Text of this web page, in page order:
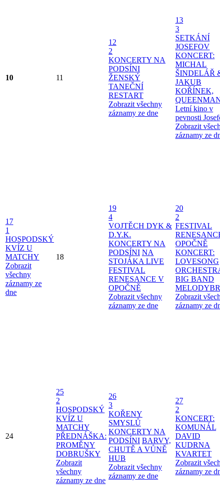
10 11
12
2
KONCERTY NA
PODSÍNI
ŽENSKÝ
TANEČNÍ
RESTART
Zobrazit všechny
záznamy ze dne
13
3
SETKÁNÍ
JOSEFOV
KONCERT:
MICHAL
ŠINDELÁŘ
JAKUB
KOŘÍNEK,
Letní kino v
pevnosti
Zobrazit
záznamy ze
17
1
HOSPODSKÝ
KVÍZ U
MATCHY
Zobrazit
všechny
záznamy ze
dne
18
19
4
VOJTĚCH DYK &
D.Y.K.
KONCERTY NA
PODSÍNI NA
STOJÁKA LIVE
FESTIVAL
RENESANCE V
OPOČNĚ
Zobrazit všechny
záznamy ze dne
20
2
FESTIVAL
OPOČNĚ
KONCERT:
LOVESONG
BIG BAND
Zobrazit
záznamy ze
24
25
2
HOSPODSKÝ
KVÍZ U
MATCHY
PŘEDNÁŠKA:
PROMĚNY
DOBRUŠKY
Zobrazit
všechny
záznamy ze dne
26
3
KOŘENY
SMYSLŮ
KONCERTY NA
PODSÍNI BARVY,
CHUTĚ A VŮNĚ
HUB
Zobrazit všechny
záznamy ze dne
27
2
KONCERT:
KOMUNÁL
DAVID
KUDRNA
KVARTET
Zobrazit
záznamy ze